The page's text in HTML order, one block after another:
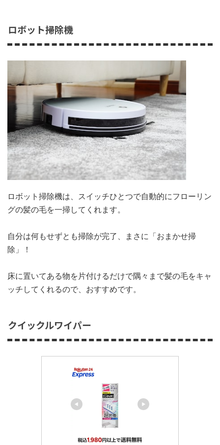
ロボット掃除機
ロボット掃除機は、スイッチひとつで自動的にフローリン
グの髪の毛を一掃してくれます。
自分は何もせずとも掃除が完了、まさに「おまかせ掃
除」！
床に置いてある物を片付けるだけで隅々まで髪の毛をキャ
ッチしてくれるので、おすすめです。
クイックルワイパー